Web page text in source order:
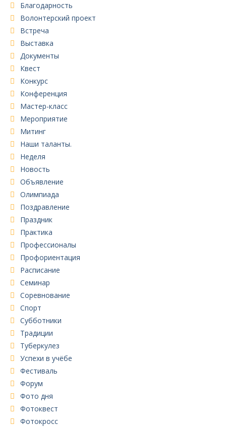
Благодарность
Волонтерский проект
Встреча
Выставка
Документы
Квест
Конкурс
Конференция
Мастер-класс
Мероприятие
Митинг
Наши таланты.
Неделя
Новость
Объявление
Олимпиада
Поздравление
Праздник
Практика
Профессионалы
Профориентация
Расписание
Семинар
Соревнование
Спорт
Субботники
Традиции
Туберкулез
Успехи в учёбе
Фестиваль
Форум
Фото дня
Фотоквест
Фотокросс